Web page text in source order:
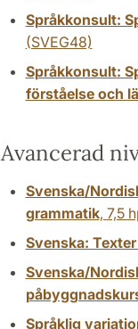
Språkkonsult:
(SVEG48)
Språkkonsult:
förståelse och
Avancerad
Svenska/
grammatik, 7,5
Svenska:
Svenska/
Språklig